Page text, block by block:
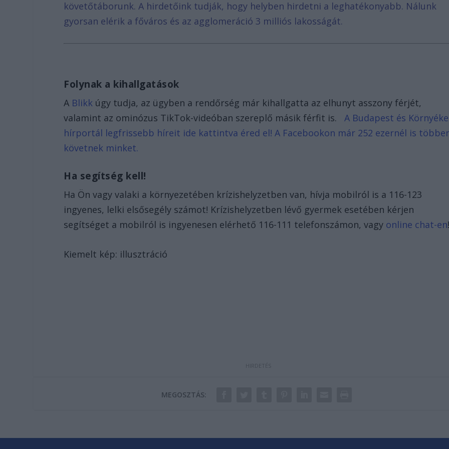
követőtáborunk. A hirdetőink tudják, hogy helyben hirdetni a leghatékonyabb. Nálunk
gyorsan elérik a főváros és az agglomeráció 3 milliós lakosságát.
Folynak a kihallgatások
A Blikk úgy tudja, az ügyben a rendőrség már kihallgatta az elhunyt asszony férjét,
valamint az ominózus TikTok-videóban szereplő másik férfit is.A Budapest és Környéke
hírportál legfrissebb híreit ide kattintva éred el! A Facebookon már 252 ezernél is
követnek minket.
Ha segítség kell!
Ha Ön vagy valaki a környezetében krízishelyzetben van, hívja mobilról is a 116-123
ingyenes, lelki elsősegély számot! Krízishelyzetben lévő gyermek esetében kérjen
segítséget a mobilról is ingyenesen elérhető 116-111 telefonszámon, vagy online chat-en
Kiemelt kép: illusztráció
MEGOSZTÁS: